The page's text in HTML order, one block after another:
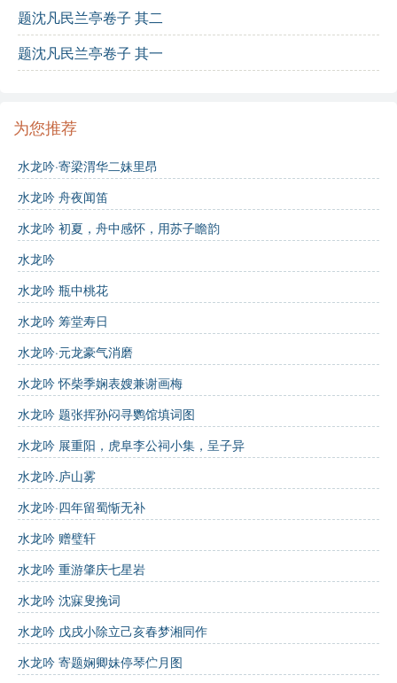
题沈凡民兰亭卷子 其二
题沈凡民兰亭卷子 其一
为您推荐
水龙吟·寄梁渭华二妹里昂
水龙吟 舟夜闻笛
水龙吟 初夏，舟中感怀，用苏子瞻韵
水龙吟
水龙吟 瓶中桃花
水龙吟 筹堂寿日
水龙吟·元龙豪气消磨
水龙吟 怀柴季娴表嫂兼谢画梅
水龙吟 题张挥孙闷寻鹦馆填词图
水龙吟 展重阳，虎阜李公祠小集，呈子异
水龙吟.庐山雾
水龙吟·四年留蜀惭无补
水龙吟 赠璧轩
水龙吟 重游肇庆七星岩
水龙吟 沈寐叟挽词
水龙吟 戊戌小除立己亥春梦湘同作
水龙吟 寄题娴卿妹停琴伫月图
拟人：如“暗蛩鸣砌”，使虫鸣生动。
对仗：如“水映疏星，阶凝白露”，增强了诗的韵律感。
主题思想：
整首诗表达了诗人对自然的热爱和对宁静生活的向往，
同时也蕴含着对生活细节的深刻观察和对美好事物的期
待。
意象分析：
意象词汇：
垂杨：象征柔美与婉约。
明月：象征纯洁与宁静。
浮萍：象征轻浮与转瞬即逝。
流泉：象征生命的流动与活力。
夕花：象征美好事物的期待与珍惜。
互动学习：
诗词测试：
“垂杨低蘸银塘”中的“垂杨”指的是什么植物？
A. 柳树